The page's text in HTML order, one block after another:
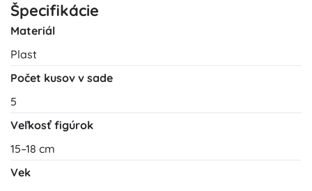
Špecifikácie
Materiál
Plast
Počet kusov v sade
5
Veľkosť figúrok
15–18 cm
Vek